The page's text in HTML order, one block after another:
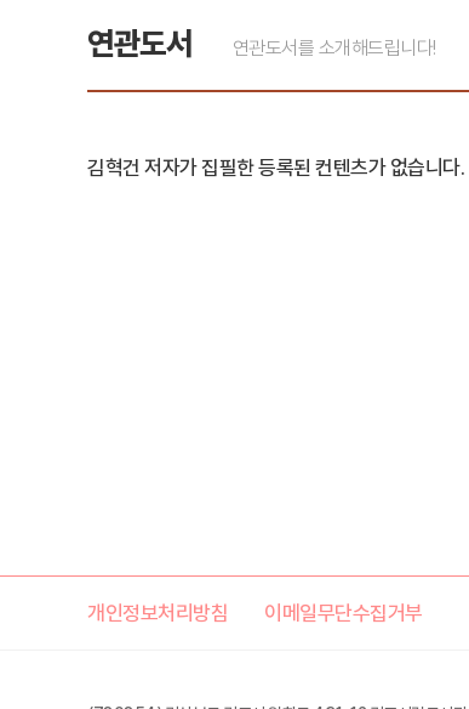
연관도서 연관도서를 소개해드립니다!
김혁건 저자가 집필한 등록된 컨텐츠가 없습니다.
개인정보처리방침 이메일무단수집거부